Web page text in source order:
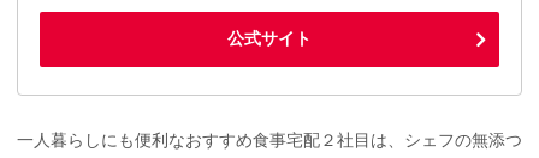
公式サイト
一人暮らしにも便利なおすすめ食事宅配２社目は、シェフの無添つ